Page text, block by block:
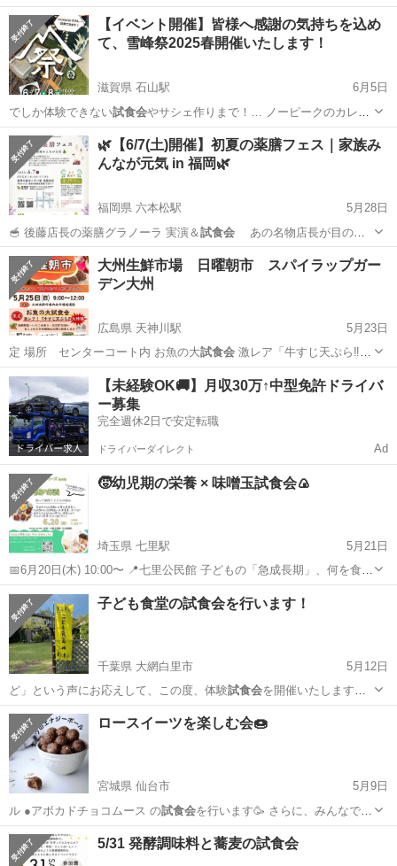
申込詳細は、…
大阪 堺市 堺東駅 ワークショップ 会場
【イベント開催】皆様へ感謝の気持ちを込め
て、雪峰祭2025春開催いたします！
滋賀県 石山駅
6月5日
でしか体験できない試食会やサシェ作りまで！… ノーピークのカレー
試食会
】 スノーピ…
滋賀 大津市 石山駅 地域/お祭り
🌿【6/7(土)開催】初夏の薬膳フェス｜家族み
んなが元気 in 福岡🌿
福岡県 六本松駅
5月28日
🥣 後藤店長の薬膳グラノーラ 実演＆試食会あの名物店長が目の前
で作ってくれ…
福岡 福岡市 六本松駅 地域/お祭り
大州生鮮市場 日曜朝市 スパイラップガー
デン大州
広島県 天神川駅
5月23日
定 場所 センターコート内 お魚の大試食会激レア「牛すじ天ぷら‼️」
大州生…
広島 広島市 天神川駅 地域/お祭り 朝市
【未経験OK🚚】月収30万↑中型免許ドライバ
ー募集
完全週休2日で安定転職
ドライバーダイレクト Ad
🧒幼児期の栄養 × 味噌玉試食会🍙
埼玉県 七里駅
5月21日
📅6月20日(木) 10:00〜 📍七里公民館 子どもの「急成長期」、何を食べ
させたらいいの？ 栄養のプロが教える✨ ✅今すぐ実践できる栄養のコ
ツ ✅バランスの良い食事のヒント ✅忙しくても安心！味噌玉のアイデ
ア💡 👩対...
埼玉 さいたま市 七里駅 ワークショップ
子ども食堂の試食会を行います！
千葉県 大網白里市
5月12日
ど」という声にお応えして、この度、体験試食会を開催いたします。
どんな人が作…
千葉 大網白里市 地域/お祭り 子ども食堂
ロースイーツを楽しむ会🍩
宮城県 仙台市
5月9日
ル ●アボカドチョコムース の試食会を行います🥳 さらに、みんなで
ス…
宮城 仙台市 ワークショップ 試食会
5/31 発酵調味料と蕎麦の試食会